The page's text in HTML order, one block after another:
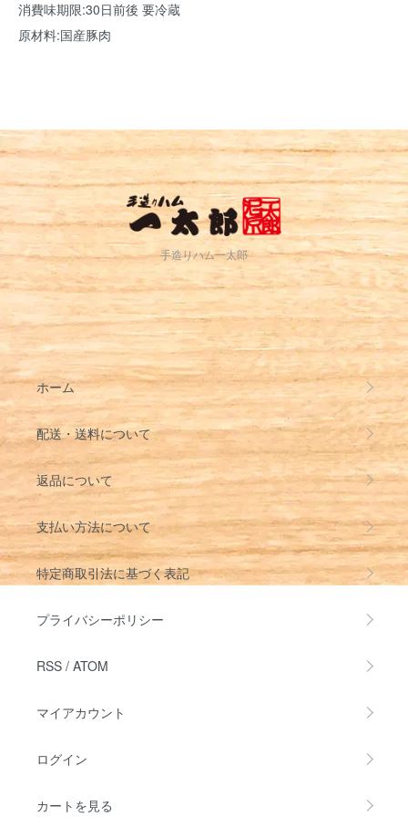
消費味期限:30日前後 要冷蔵
原材料:国産豚肉
手造りハム一太郎
ホーム
配送・送料について
返品について
支払い方法について
特定商取引法に基づく表記
プライバシーポリシー
RSS / ATOM
マイアカウント
ログイン
カートを見る